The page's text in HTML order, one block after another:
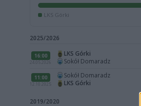
LKS Górki
2025/2026
16:00
24.05.2026
LKS Górki
Sokół Domaradz
11:00
12.10.2025
Sokół Domaradz
LKS Górki
2019/2020